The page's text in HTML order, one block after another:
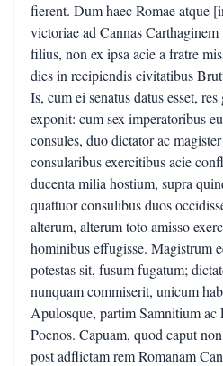
fierent. Dum haec Romae atque
victoriae ad Cannas
filius, non ex ipsa acie a fratre
dies in recipiendis civitatibus
Is, cum ei senatus datus esset,
exponit: cum sex imperatoribus
consules, duo dictator ac
consularibus exercitibus acie
ducenta milia hostium, supra
quattuor consulibus duos
alterum, alterum toto amisso
hominibus effugisse. Magistrum
potestas sit, fusum fugatum;
nunquam commiserit, unicum
Apulosque, partim Samnitium ac
Poenos. Capuam, quod caput
post adflictam rem Romanam